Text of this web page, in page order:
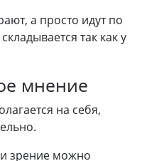
а просто идут по
так как у
мнение
на себя,
зрение можно